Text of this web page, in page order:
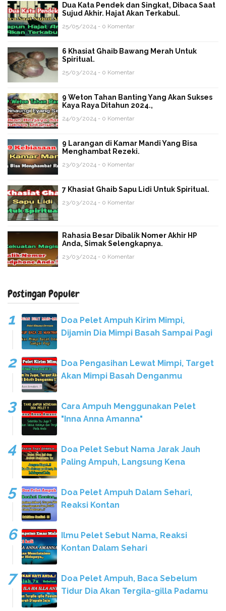
Dua Kata Pendek dan Singkat, Dibaca Saat
Sujud Akhir. Hajat Akan Terkabul.
25/05/2024 - 0 Komentar
6 Khasiat Ghaib Bawang Merah Untuk
Spiritual.
25/03/2024 - 0 Komentar
9 Weton Tahan Banting Yang Akan Sukses
Kaya Raya Ditahun 2024.,
24/03/2024 - 0 Komentar
9 Larangan di Kamar Mandi Yang Bisa
Menghambat Rezeki.
23/03/2024 - 0 Komentar
7 Khasiat Ghaib Sapu Lidi Untuk Spiritual.
23/03/2024 - 0 Komentar
Rahasia Besar Dibalik Nomer Akhir HP
Anda, Simak Selengkapnya.
23/03/2024 - 0 Komentar
Postingan Populer
Doa Pelet Ampuh Kirim Mimpi,
Dijamin Dia Mimpi Basah Sampai Pagi
Doa Pengasihan Lewat Mimpi, Target
Akan Mimpi Basah Denganmu
Cara Ampuh Menggunakan Pelet
"Inna Anna Amanna"
Doa Pelet Sebut Nama Jarak Jauh
Paling Ampuh, Langsung Kena
Doa Pelet Ampuh Dalam Sehari,
Reaksi Kontan
Ilmu Pelet Sebut Nama, Reaksi
Kontan Dalam Sehari
Doa Pelet Ampuh, Baca Sebelum
Tidur Dia Akan Tergila-gilla Padamu